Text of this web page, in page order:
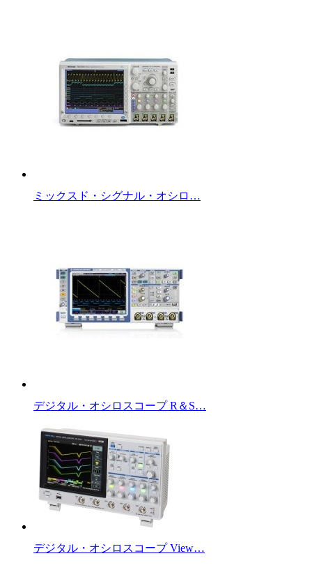
ミックスド・シグナル・オシロ…
デジタル・オシロスコープ R＆S…
デジタル・オシロスコープ View…